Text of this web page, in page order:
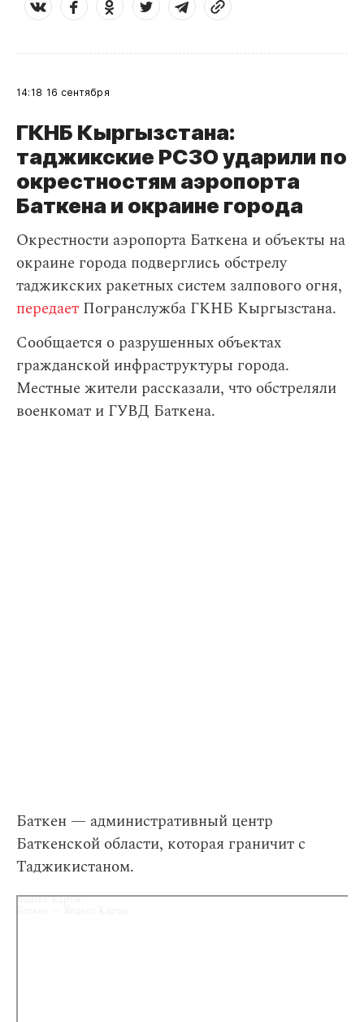
14:18 16 сентября
ГКНБ Кыргызстана:
таджикские РСЗО ударили по
окрестностям аэропорта
Баткена и окраине города
Окрестности аэропорта Баткена и объекты на
окраине города подверглись обстрелу
таджикских ракетных систем залпового огня,
передает Погранслужба ГКНБ Кыргызстана.
Сообщается о разрушенных объектах
гражданской инфраструктуры города.
Местные жители рассказали, что обстреляли
военкомат и ГУВД Баткена.
Баткен — административный центр
Баткенской области, которая граничит с
Таджикистаном.
Яндекс Карты